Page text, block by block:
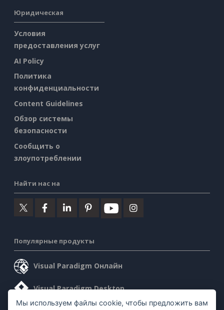
Юридическая
Условия
предоставления услуг
AI Policy
Политика
конфиденциальности
Content Guidelines
Обзор системы
безопасности
Сообщить о
злоупотреблении
Найти нас на
Популярные продукты
Visual Paradigm Онлайн
Visual Paradigm Desktop
Мы используем файлы cookie, чтобы предложить вам